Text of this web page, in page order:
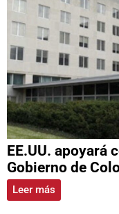
EE.UU. apoyará
Gobierno de
Leer más